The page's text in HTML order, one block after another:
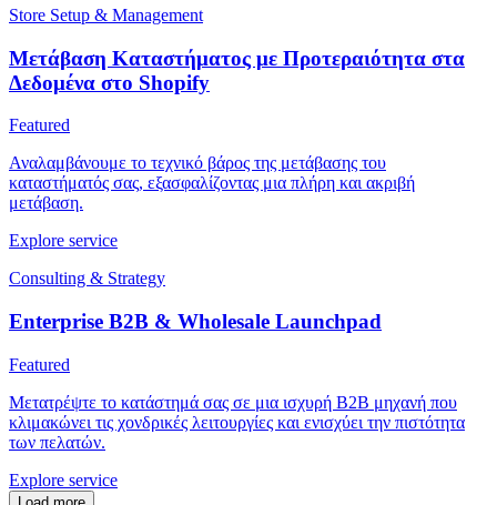
Store Setup & Management
Μετάβαση Καταστήματος με Προτεραιότητα στα
Δεδομένα στο Shopify
Featured
Αναλαμβάνουμε το τεχνικό βάρος της μετάβασης του
καταστήματός σας, εξασφαλίζοντας μια πλήρη και ακριβή
μετάβαση.
Explore service
Consulting & Strategy
Enterprise B2B & Wholesale Launchpad
Featured
Μετατρέψτε το κατάστημά σας σε μια ισχυρή B2B μηχανή που
κλιμακώνει τις χονδρικές λειτουργίες και ενισχύει την πιστότητα
των πελατών.
Explore service